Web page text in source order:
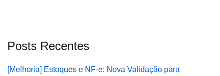
Posts Recentes
[Melhoria] Estoques e NF-e: Nova Validação para